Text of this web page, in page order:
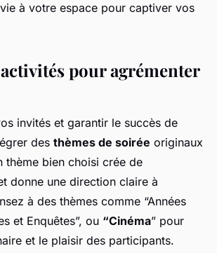
à votre espace pour captiver vos
pour agrémenter
invités et garantir le succès de
des thèmes de soirée originaux
thème bien choisi crée de
donne une direction claire à
à des thèmes comme “Années
et Enquêtes”, ou “Cinéma” pour
et le plaisir des participants.